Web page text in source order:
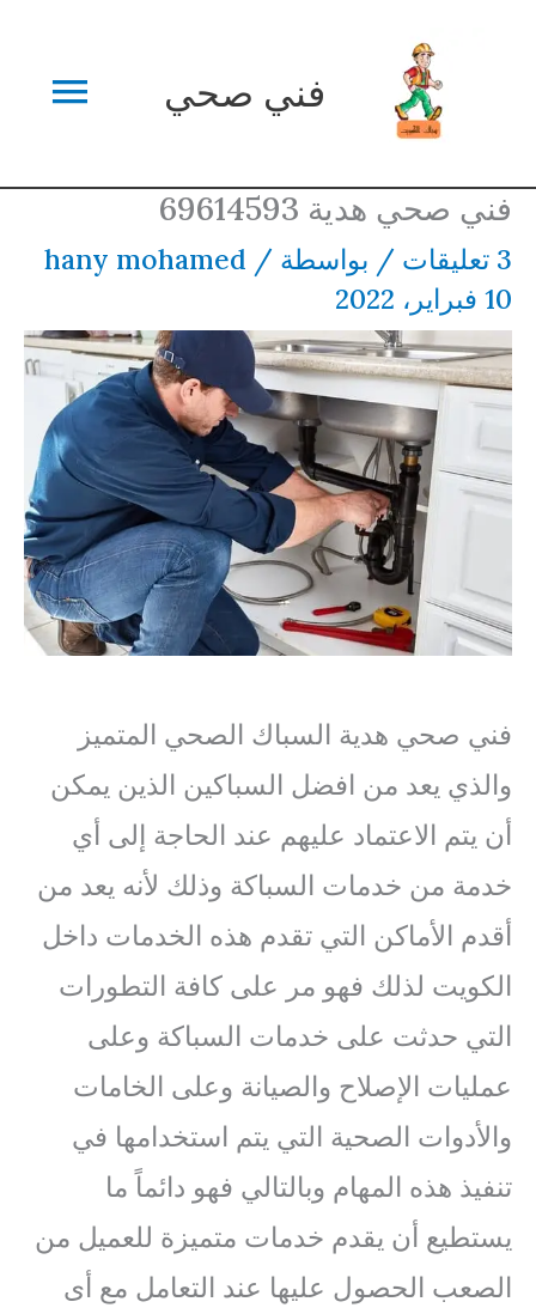
فني صحي
فني صحي هدية 69614593
3 تعليقات / بواسطة hany mohamed /
10 فبراير، 2022
فني صحي هدية السباك الصحي المتميز
والذي يعد من افضل السباكين الذين يمكن
أن يتم الاعتماد عليهم عند الحاجة إلى أي
خدمة من خدمات السباكة وذلك لأنه يعد من
أقدم الأماكن التي تقدم هذه الخدمات داخل
الكويت لذلك فهو مر على كافة التطورات
التي حدثت على خدمات السباكة وعلى
عمليات الإصلاح والصيانة وعلى الخامات
والأدوات الصحية التي يتم استخدامها في
تنفيذ هذه المهام وبالتالي فهو دائماً ما
يستطيع أن يقدم خدمات متميزة للعميل من
الصعب الحصول عليها عند التعامل مع أى